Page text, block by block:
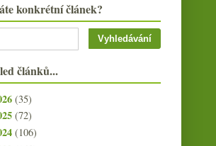
konkrétní článek?
článků...
(35)
(72)
(106)